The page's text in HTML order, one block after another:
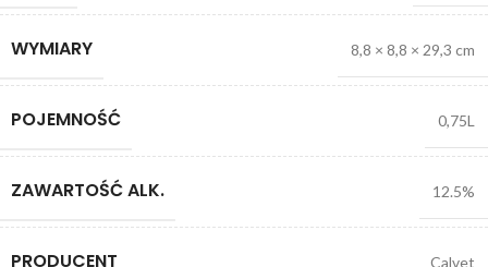
WYMIARY 8,8 × 8,8 × 29,3 cm
POJEMNOŚĆ 0,75L
ZAWARTOŚĆ ALK. 12.5%
PRODUCENT Calvet